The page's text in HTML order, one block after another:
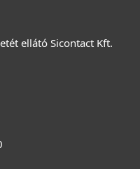
ellátó Sicontact Kft.